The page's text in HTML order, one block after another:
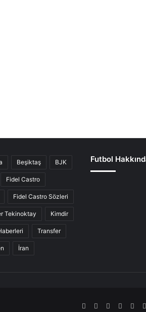
Beşiktaş BJK
Fidel Castro
Fidel Castro Sözleri
Tekinoktay Kimdir
Transfer
İran
Futbol
RSS Facebook
Twitter